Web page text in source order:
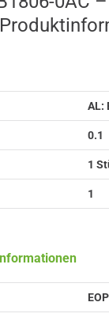
AL:
0.1
1
1
EOP